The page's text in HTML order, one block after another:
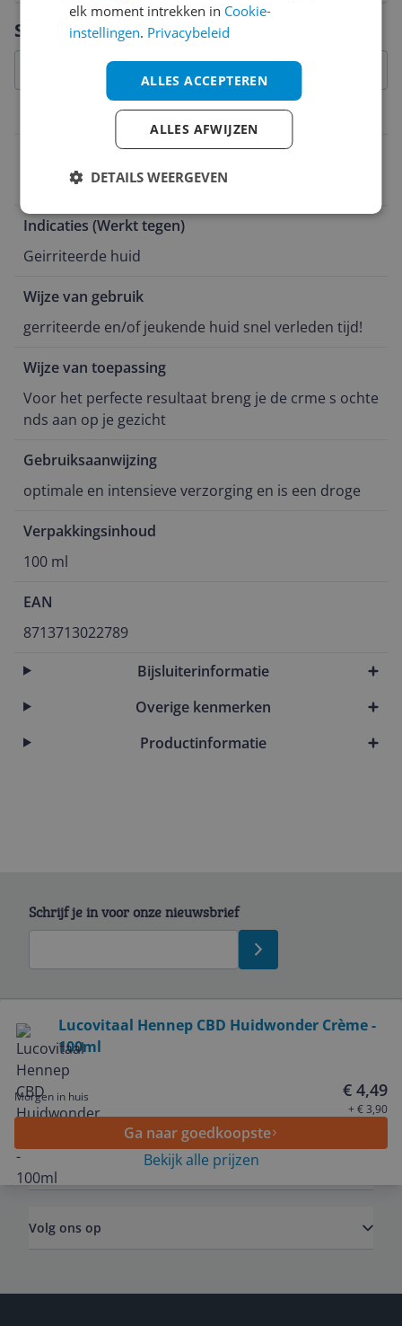
Specificaties
Etiketinformatie
Panthenol
Indicaties (Werkt tegen)
Geirriteerde huid
Wijze van gebruik
gerriteerde en/of jeukende huid snel verleden tijd!
Wijze van toepassing
Voor het perfecte resultaat breng je de crme s ochte
nds aan op je gezicht
Gebruiksaanwijzing
optimale en intensieve verzorging en is een droge
Verpakkingsinhoud
100 ml
EAN
8713713022789
Bijsluiterinformatie
Overige kenmerken
Productinformatie
Vraag 1 van 4
Lucovitaal Hennep CBD Huidwonder Crème -
100ml
Morgen in huis € 4,49
+ € 3,90
Ga naar goedkoopste
Bekijk alle prijzen
Schrijf je in voor onze nieuwsbrief
Service
Algemeen
Zakelijk
Volg ons op
elk moment intrekken in Cookie-
instellingen. Privacybeleid
ALLES ACCEPTEREN
ALLES AFWIJZEN
DETAILS WEERGEVEN